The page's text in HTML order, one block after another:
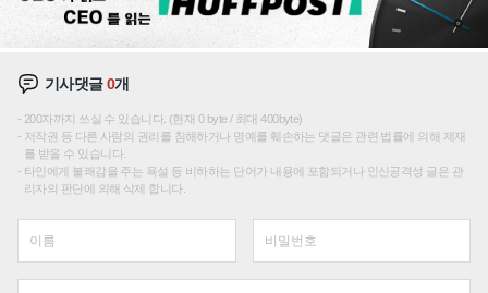
기사댓글0개
200자까지 쓰실 수 있습니다. (현재 0 byte / 최대 400byte)
저작권 등 다른 사람의 권리를 침해하거나 명예를 훼손하는 댓글은 관련 법률에 의해 제재
를 받을 수 있습니다.
타인에게 불쾌감을 주는 욕설 등 비하하는 단어가 내용에 포함되거나 인신공격성 글은 관
리자의 판단에 의해 삭제 합니다.